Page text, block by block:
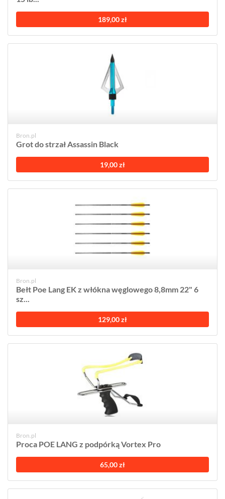
189,00 zł
Bron.pl
Grot do strzał Assassin Black
19,00 zł
Bron.pl
Bełt Poe Lang EK z włókna węglowego 8,8mm 22" 6
sz...
129,00 zł
Bron.pl
Proca POE LANG z podpórką Vortex Pro
65,00 zł